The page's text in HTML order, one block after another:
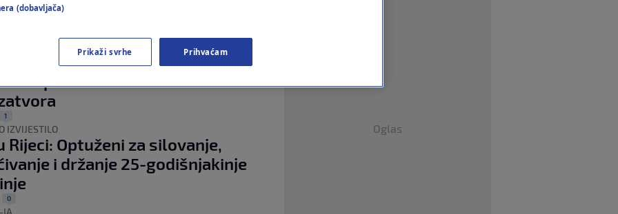
VIDEO
Tražimo bolju zaštitu žrtava
nasilja iz agresije na Hrvatsku
princeze osuđen na četiri
1
IZVIJESTILO
Rijeci: Optuženi za silovanje,
i držanje 25-godišnjakinje
0
JA
Oglas
(dobavljača)
Prikaži svrhe Prihvaćam